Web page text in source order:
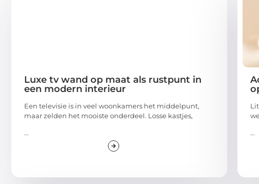
Luxe tv wand op maat als rustpunt in
een modern interieur
Een televisie is in veel woonkamers het middelpunt,
maar zelden het mooiste onderdeel. Losse kastjes,
... ...